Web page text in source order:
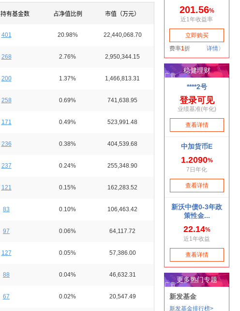
有基金数 占净值比例 市值（万元）
401 20.98% 22,440,068.70
268 2.76% 2,950,344.15
200 1.37% 1,466,813.31
258 0.69% 741,638.95
171 0.49% 523,991.48
236 0.38% 404,539.68
237 0.24% 255,348.90
121 0.15% 162,283.52
83 0.10% 106,463.42
97 0.06% 64,117.72
127 0.05% 57,386.00
88 0.04% 46,632.31
67 0.02% 20,547.49